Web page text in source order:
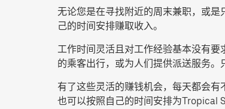
无论您是在寻找附近的周末兼职，或
己的时间安排赚取收入。
工作时间灵活且对工作经验基本没有
的乘客出行，或为人们提供派送服务。
有了这些灵活的赚钱机会，每天都会
也可以按照自己的时间安排为Tropical